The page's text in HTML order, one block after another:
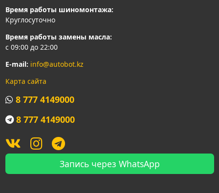
Время работы шиномонтажа:
Круглосуточно
Время работы замены масла:
с 09:00 до 22:00
E-mail: info@autobot.kz
Карта сайта
8 777 4149000
8 777 4149000
Запись через WhatsApp